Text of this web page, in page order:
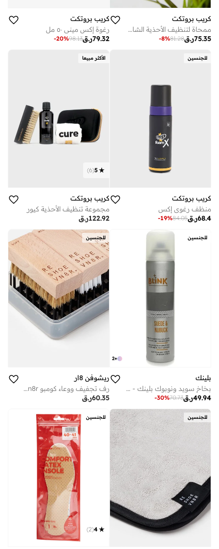
كريب بروتكت
ممحاة لتنظيف الأحذية الشامواه والجلد الطبيعي
ر.ق75.35
81.28
-8%
كريب بروتكت
رغوة إكس ميني ٥٠ مل
ر.ق79.32
98.13
-20%
للجنسين
كريب بروتكت
منظف رغوي إكس
ر.ق68.4
84.05
-19%
الأكثر مبيعا
5
(
6
)
كريب بروتكت
مجموعة تنظيف الأحذية كيور
ر.ق122.92
للجنسين
+
2
بلينك
بخاخ سويد ونوبوك بلينك - طبيعي
ر.ق49.94
70.73
-30%
للجنسين
ريشوفن 8ار
رف تجفيف ووعاء كومبو Reshoevn8r
ر.ق60.35
للجنسين للجنسين
4
(
2
)